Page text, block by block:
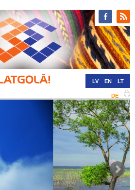
LV EN LT
DE